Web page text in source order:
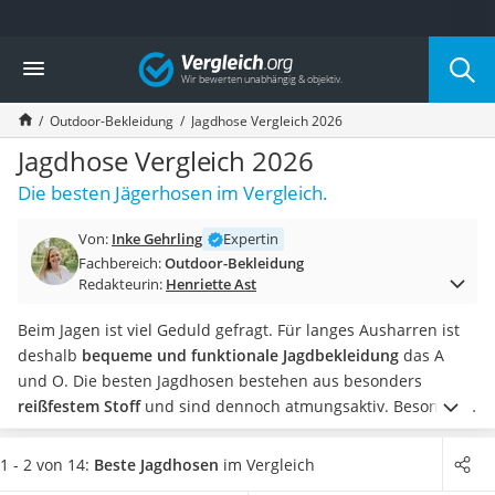
Die beliebtesten Vergleiche nach Kategorie
Freizeit & Sport
Gartentrampolin
Trampolin
Metalldetektor
Eufab-Fahrradträger
Trampolin 366 cm
Aluminium-Koffer
Futterboot
E-Bike-Dreirad
Trekkingschuhe Herren
Reisetasche mit Rollen
Klimmzugstation
Koffer
Nachtsichtgerät
Vergleich
Outdoor-Bekleidung Jagdhose Vergleich 2026
Jagdhose Vergleich 2026
Die besten Jägerhosen im Vergleich.
Von: Inke Gehrling
Expertin
Fachbereich:Outdoor-Bekleidung
Redakteurin: Henriette Ast
Beim Jagen ist viel Geduld gefragt. Für langes Ausharren ist
deshalb bequeme und funktionale Jagdbekleidung das A
und O. Die besten Jagdhosen bestehen aus besonders
reißfestem Stoffund sind dennoch atmungsaktiv. Besonders
beanspruchte Bereiche der Hose sind zudem mit einer
doppelten Stoffschicht verstärkt. Um möglichst viel
1 - 2 von 14: Beste Jagdhosen im Vergleich